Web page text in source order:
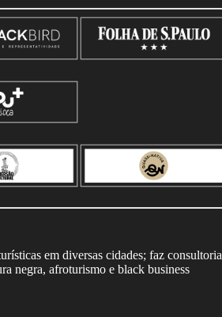
em diversas cidades; faz consultoria
negra, afroturismo e black business